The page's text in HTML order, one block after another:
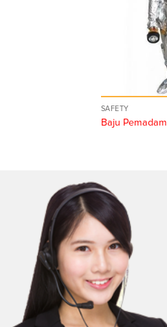
SAFETY
Baju